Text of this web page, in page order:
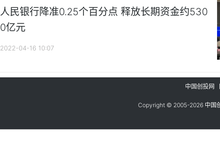
人民银行降准0.25个百分点 释放长期资金约530
0亿元
2022-04-16 10:07
中国创投网
Copyright © 2005-2026 中国